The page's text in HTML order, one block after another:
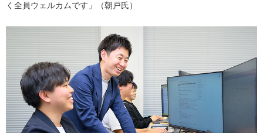
く全員ウェルカムです」（朝戸氏）